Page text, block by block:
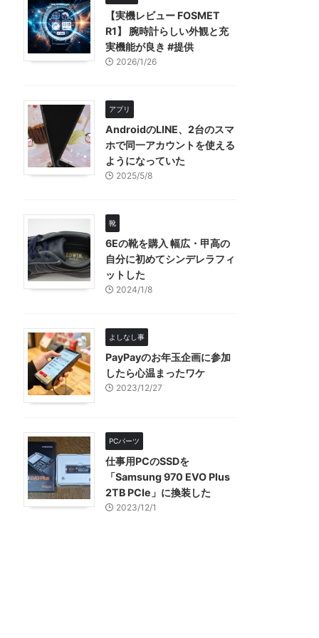
【実機レビュー FOSMET
R1】 腕時計らしい外観と充
実機能が良き #提供
2026/1/26
アプリ
AndroidのLINE、2台のスマ
ホで同一アカウントを使える
ようになっていた
2025/5/8
靴
6Eの靴を購入 幅広・甲高の
自分に初めてシンデレラフィ
ットした
2024/1/8
よしなし事
PayPayのお年玉企画に参加
したら心温まったワケ
2023/12/27
PCパーツ
仕事用PCのSSDを
「Samsung 970 EVO Plus
2TB PCIe」に換装した
2023/12/1